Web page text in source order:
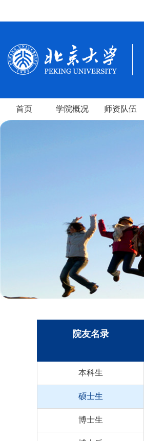
首页 学院概况 师资队伍
院友名录
本科生
硕士生
博士生